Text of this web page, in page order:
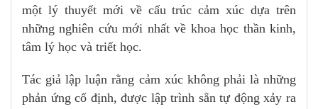
một lý thuyết mới về cấu trúc cảm xúc dựa trên
những nghiên cứu mới nhất về khoa học thần kinh,
tâm lý học và triết học.
Tác giả lập luận rằng cảm xúc không phải là những
phản ứng cố định, được lập trình sẵn tự động xảy ra